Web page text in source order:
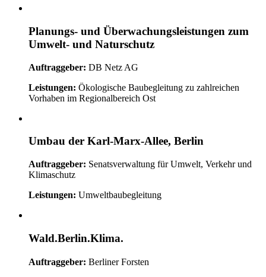
Planungs- und Überwachungsleistungen zum
Umwelt- und Naturschutz
Auftraggeber: DB Netz AG
Leistungen: Ökologische Baubegleitung zu zahlreichen
Vorhaben im Regionalbereich Ost
Umbau der Karl-Marx-Allee, Berlin
Auftraggeber: Senatsverwaltung für Umwelt, Verkehr und
Klimaschutz
Leistungen: Umweltbaubegleitung
Wald.Berlin.Klima.
Auftraggeber: Berliner Forsten